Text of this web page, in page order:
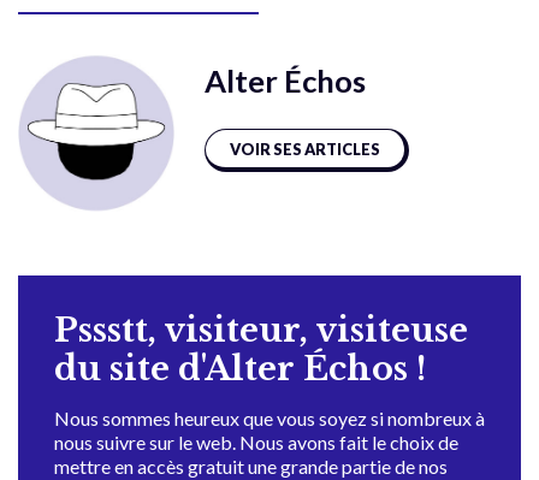
Alter Échos
VOIR SES ARTICLES
Pssstt, visiteur, visiteuse
du site d'Alter Échos !
Nous sommes heureux que vous soyez si nombreux à
nous suivre sur le web. Nous avons fait le choix de
mettre en accès gratuit une grande partie de nos